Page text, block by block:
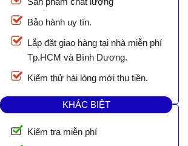
Bảo hành uy tín.
Lắp đặt giao hàng tại nhà miễn phí
Tp.HCM và Bình Dương.
Kiểm thử hài lòng mới thu tiền.
KHÁC BIỆT
Kiểm tra miễn phí